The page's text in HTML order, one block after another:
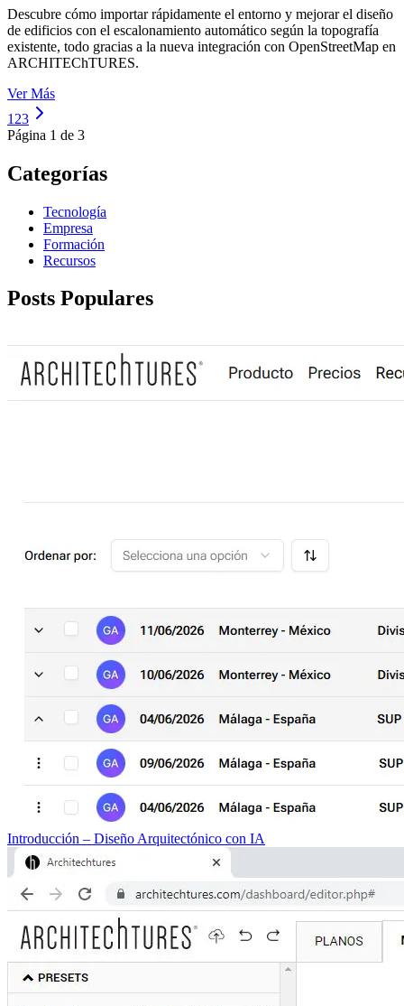
Descubre cómo importar rápidamente el entorno y mejorar el diseño
de edificios con el escalonamiento automático según la topografía
existente, todo gracias a la nueva integración con OpenStreetMap en
ARCHITEChTURES.
Ver Más
1 23
Página 1 de 3
Categorías
Tecnología
Empresa
Formación
Recursos
Posts Populares
Introducción – Diseño Arquitectónico con IA